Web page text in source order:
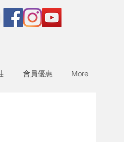
會員優惠 More